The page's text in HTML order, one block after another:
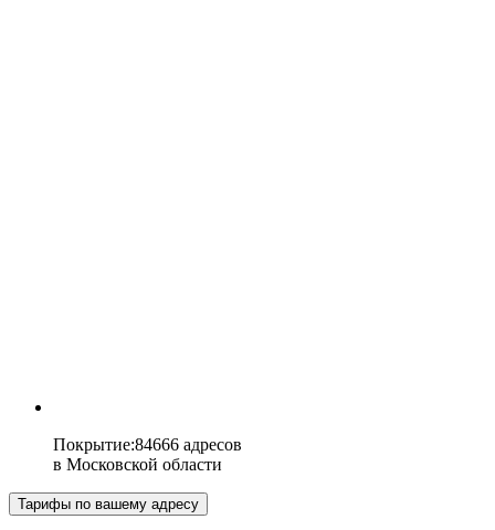
Покрытие:84666 адресов
в Московской области
Тарифы по вашему адресу